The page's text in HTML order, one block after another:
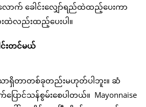
ောက် ခေါင်းလျှော်ရည်ထဲထည့်ပေးကာ
ေးထဲလည်းထည့်ပေးပါ။
ါင်းတင်မယ်
သာရှိတာတစ်ခုတည်းမဟုတ်ပါဘူး။ ဆံ
ာင်သန်စွမ်းစေပါတယ်။ Mayonnaise